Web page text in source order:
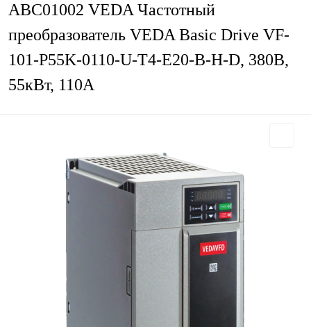
ABC01002 VEDA Частотный
преобразователь VEDA Basic Drive VF-
101-P55K-0110-U-T4-E20-B-H-D, 380В,
55кВт, 110А